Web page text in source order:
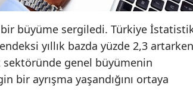
bir büyüme sergiledi. Türkiye
yıllık bazda yüzde 2,3
sektöründe genel büyümenin
bir ayrışma yaşandığını ortaya